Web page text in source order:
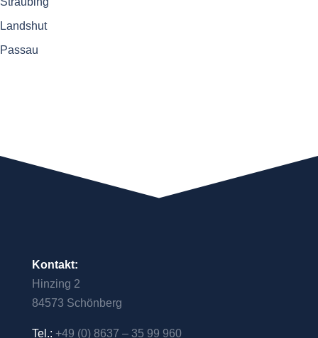
Landshut
Passau
Kontakt:
Hinzing 2
84573 Schönberg
Tel.: +49 (0) 8637 – 35 99 960